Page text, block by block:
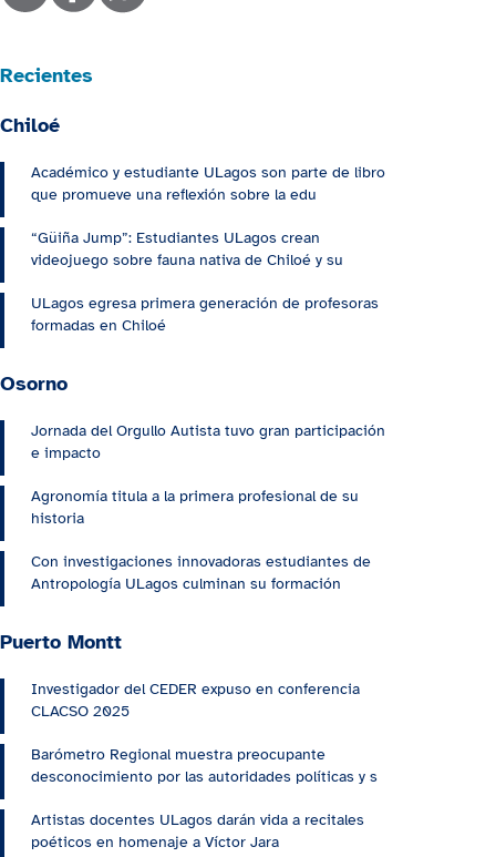
Recientes
Chiloé
Académico y estudiante ULagos son parte de libro
que promueve una reflexión sobre la edu
“Güiña Jump”: Estudiantes ULagos crean
videojuego sobre fauna nativa de Chiloé y su
ULagos egresa primera generación de profesoras
formadas en Chiloé
Osorno
Jornada del Orgullo Autista tuvo gran participación
e impacto
Agronomía titula a la primera profesional de su
historia
Con investigaciones innovadoras estudiantes de
Antropología ULagos culminan su formación
Puerto Montt
Investigador del CEDER expuso en conferencia
CLACSO 2025
Barómetro Regional muestra preocupante
desconocimiento por las autoridades políticas y s
Artistas docentes ULagos darán vida a recitales
poéticos en homenaje a Víctor Jara